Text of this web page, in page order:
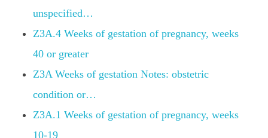
unspecified…
Z3A.4 Weeks of gestation of pregnancy, weeks
40 or greater
Z3A Weeks of gestation Notes: obstetric
condition or…
Z3A.1 Weeks of gestation of pregnancy, weeks
10-19